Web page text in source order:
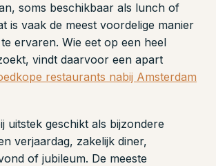
soms beschikbaar als lunch of
is vaak de meest voordelige manier
ervaren. Wie eet op een heel
vindt daarvoor een apart
restaurants nabij Amsterdam
uitstek geschikt als bijzondere
verjaardag, zakelijk diner,
of jubileum. De meeste